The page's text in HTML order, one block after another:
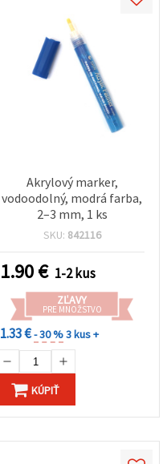
Akrylový marker,
vodoodolný, modrá farba,
2–3 mm, 1 ks
SKU: 842116
1.90€ 1-2 kus
ZĽAVY
PRE MNOŽSTVO
1.33 €- 30 %3 kus +
KÚPIŤ